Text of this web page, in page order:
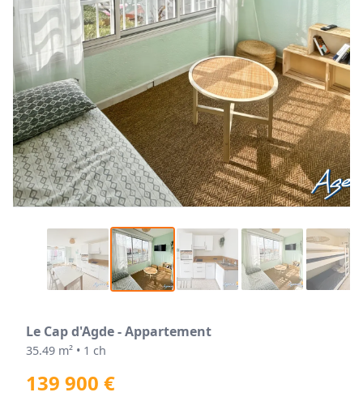
Le Cap d'Agde - Appartement
35.49 m² • 1 ch
139 900 €